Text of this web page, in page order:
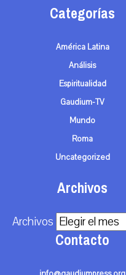
Categorías
América Latina
Análisis
Espiritualidad
Gaudium-TV
Mundo
Roma
Uncategorized
Archivos
Archivos
Contacto